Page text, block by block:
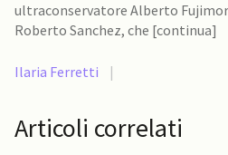
ultraconservatore Alberto
Roberto Sanchez, che [continua]
Ilaria Ferretti |
Articoli correlati